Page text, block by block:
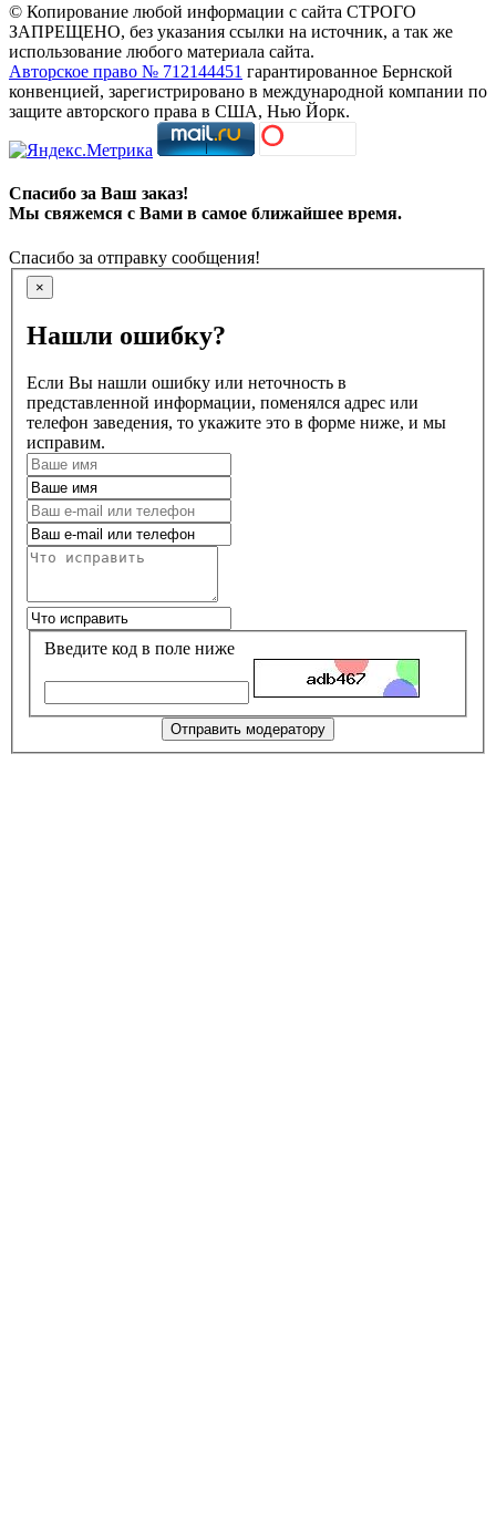
© Копирование любой информации с сайта СТРОГО
ЗАПРЕЩЕНО, без указания ссылки на источник, а так же
использование любого материала сайта.
Авторское право № 712144451 гарантированное Бернской
конвенцией, зарегистрировано в международной компании по
защите авторского права в США, Нью Йорк.
Спасибо за Ваш заказ!
Мы свяжемся с Вами в самое ближайшее время.
Спасибо за отправку сообщения!
×
Нашли ошибку?
Если Вы нашли ошибку или неточность в
представленной информации, поменялся адрес или
телефон заведения, то укажите это в форме ниже, и мы
исправим.
Введите код в поле ниже
Отправить модератору